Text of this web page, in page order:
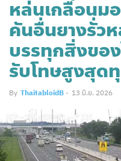
หล่นเกลื่อนมอ
คันอื่นยางรั่ว
บรรทุกสิ่งขอ
รับโทษสูงสุด
By ThaitabloidB - 13 มิ.ย. 2026